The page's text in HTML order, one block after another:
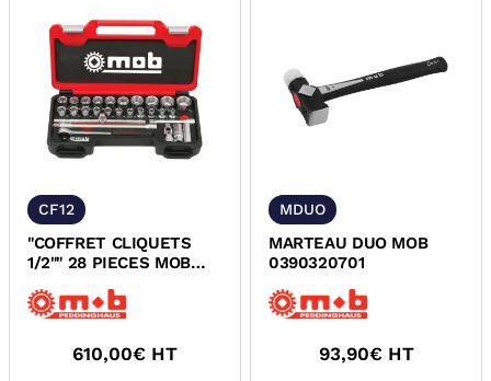
CF12
"COFFRET CLIQUETS
1/2"" 28 PIECES MOB
610,00€ HT
MDUO
MARTEAU DUO MOB
0390320701
93,90€ HT